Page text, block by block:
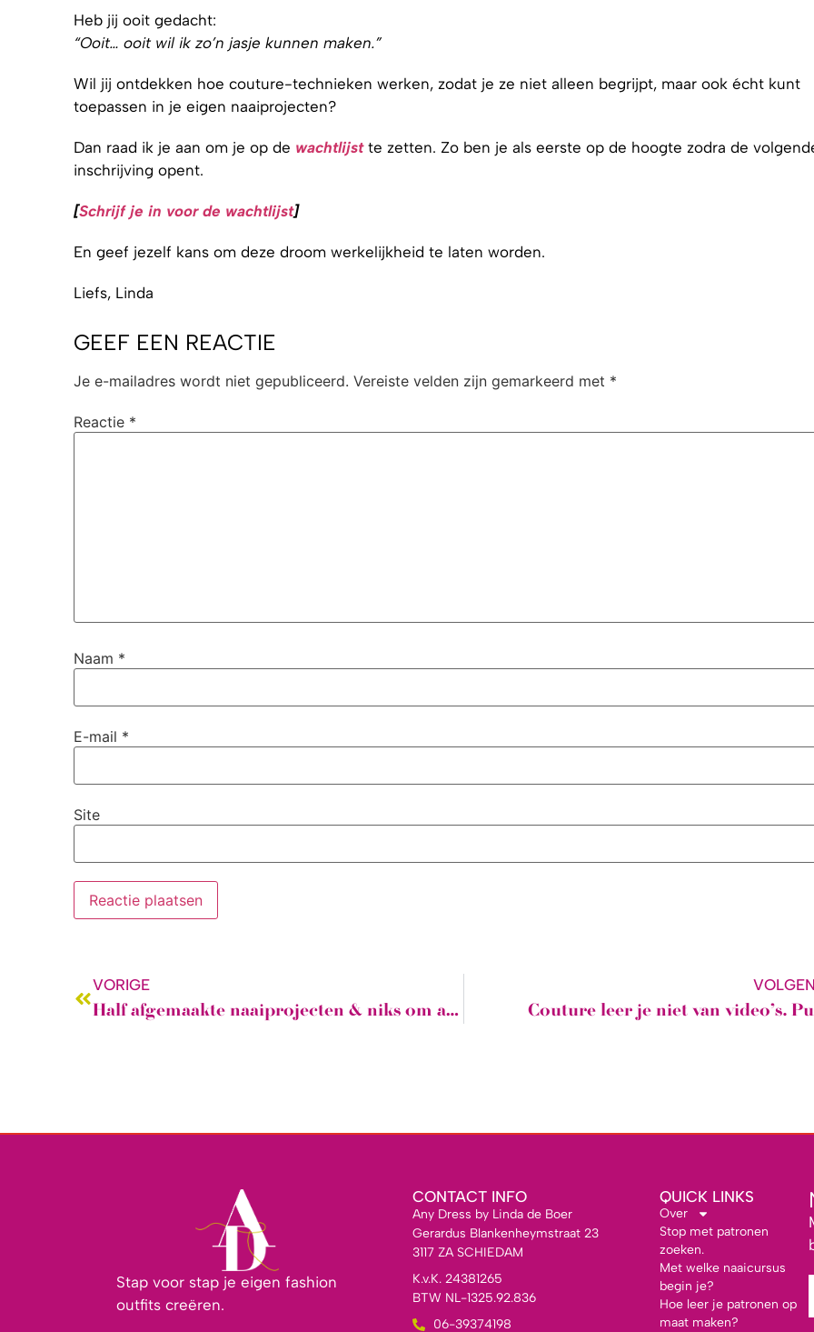
Heb jij ooit gedacht:
“Ooit… ooit wil ik zo’n jasje kunnen maken.”
Wil jij ontdekken hoe couture-technieken werken, zodat je ze niet alleen begrijpt, maar ook écht kunt
toepassen in je eigen naaiprojecten?
Dan raad ik je aan om je op de wachtlijst te zetten. Zo ben je als eerste op de hoogte zodra de
inschrijving opent.
[Schrijf je in voor de wachtlijst]
En geef jezelf kans om deze droom werkelijkheid te laten worden.
Liefs, Linda
GEEF EEN REACTIE
Je e-mailadres wordt niet gepubliceerd. Vereiste velden zijn gemarkeerd met *
Reactie *
Naam *
E-mail *
Site
VORIGE
Half afgemaakte naaiprojecten & niks om aan te trekken? Tijd om daar NU mee af te rekenen! Couture leer je niet van video’s.
Stap voor stap je eigen fashion
outfits creëren.
CONTACT INFO
Any Dress by Linda de Boer
Gerardus Blankenheymstraat 23
3117 ZA SCHIEDAM
K.v.K. 24381265
BTW NL-1325.92.836
06-39374198
QUICK LINKS
Over
Stop met patronen
zoeken.
Met welke naaicursus
begin je?
Hoe leer je patronen op
maat maken?